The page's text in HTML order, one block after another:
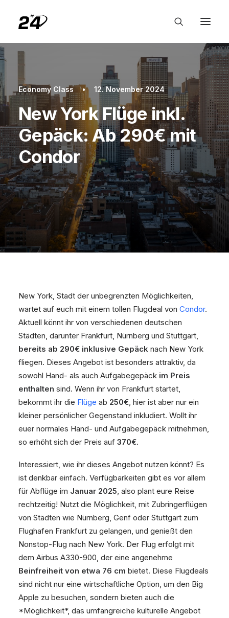
Economy Class • 12. November 2024
New York Flüge inkl.
Gepäck: Ab 290€ mit
Condor
New York, Stadt der unbegrenzten Möglichkeiten,
wartet auf euch mit einem tollen Flugdeal von Condor.
Aktuell könnt ihr von verschiedenen deutschen
Städten, darunter Frankfurt, Nürnberg und Stuttgart,
bereits ab 290€ inklusive Gepäck nach New York
fliegen. Dieses Angebot ist besonders attraktiv, da
sowohl Hand- als auch Aufgabegepäck im Preis
enthalten sind. Wenn ihr von Frankfurt startet,
bekommt ihr die Flüge ab 250€, hier ist aber nur ein
kleiner persönlicher Gegenstand inkludiert. Wollt ihr
euer normales Hand- und Aufgabegepäck mitnehmen,
so erhöht sich der Preis auf 370€.
Interessiert, wie ihr dieses Angebot nutzen könnt? Es
ist denkbar einfach. Verfügbarkeiten gibt es vor allem
für Abflüge im Januar 2025, also plant eure Reise
rechtzeitig! Nutzt die Möglichkeit, mit Zubringerflügen
von Städten wie Nürnberg, Genf oder Stuttgart zum
Flughafen Frankfurt zu gelangen, und genießt den
Nonstop-Flug nach New York. Der Flug erfolgt mit
dem Airbus A330-900, der eine angenehme
Beinfreiheit von etwa 76 cm bietet. Diese Flugdeals
sind nicht nur eine wirtschaftliche Option, um den Big
Apple zu besuchen, sondern bieten auch die
*Möglichkeit*, das umfangreiche kulturelle Angebot